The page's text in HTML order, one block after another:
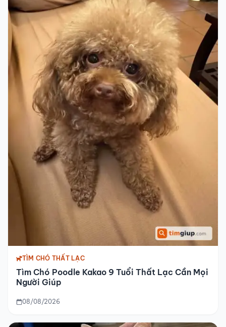
TÌM CHÓ THẤT LẠC
Tìm Chó Poodle Kakao 9 Tuổi Thất Lạc Cần Mọi
Người Giúp
08/08/2026